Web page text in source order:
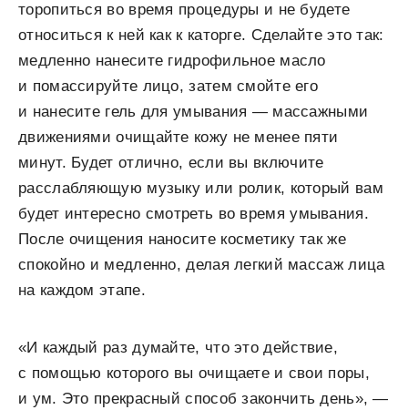
торопиться во время процедуры и не будете
относиться к ней как к каторге. Сделайте это так:
медленно нанесите гидрофильное масло
и помассируйте лицо, затем смойте его
и нанесите гель для умывания — массажными
движениями очищайте кожу не менее пяти
минут. Будет отлично, если вы включите
расслабляющую музыку или ролик, который вам
будет интересно смотреть во время умывания.
После очищения наносите косметику так же
спокойно и медленно, делая легкий массаж лица
на каждом этапе.
«И каждый раз думайте, что это действие,
с помощью которого вы очищаете и свои поры,
и ум. Это прекрасный способ закончить день», —